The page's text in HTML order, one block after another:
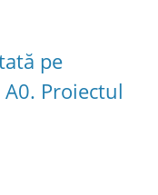
pe
Proiectul